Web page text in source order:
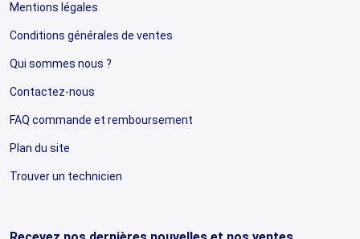
Mentions légales
Conditions générales de ventes
Qui sommes nous ?
Contactez-nous
FAQ commande et remboursement
Plan du site
Trouver un technicien